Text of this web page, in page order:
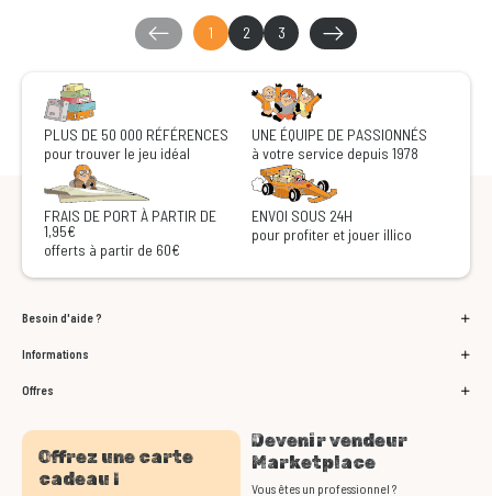
1 2 3
PLUS DE 50 000 RÉFÉRENCES
pour trouver le jeu idéal
UNE ÉQUIPE DE PASSIONNÉS
à votre service depuis 1978
FRAIS DE PORT À PARTIR DE
1,95€
offerts à partir de 60€
ENVOI SOUS 24H
pour profiter et jouer illico
Besoin d'aide ?
Informations
Offres
Offrez une carte
cadeau !
Devenir vendeur
Marketplace
Vous êtes un professionnel ?